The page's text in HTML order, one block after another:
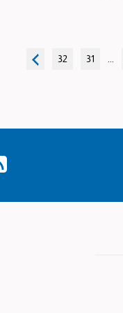
31
32